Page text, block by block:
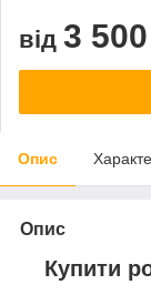
від 3 500
Опис
Опис
Купити